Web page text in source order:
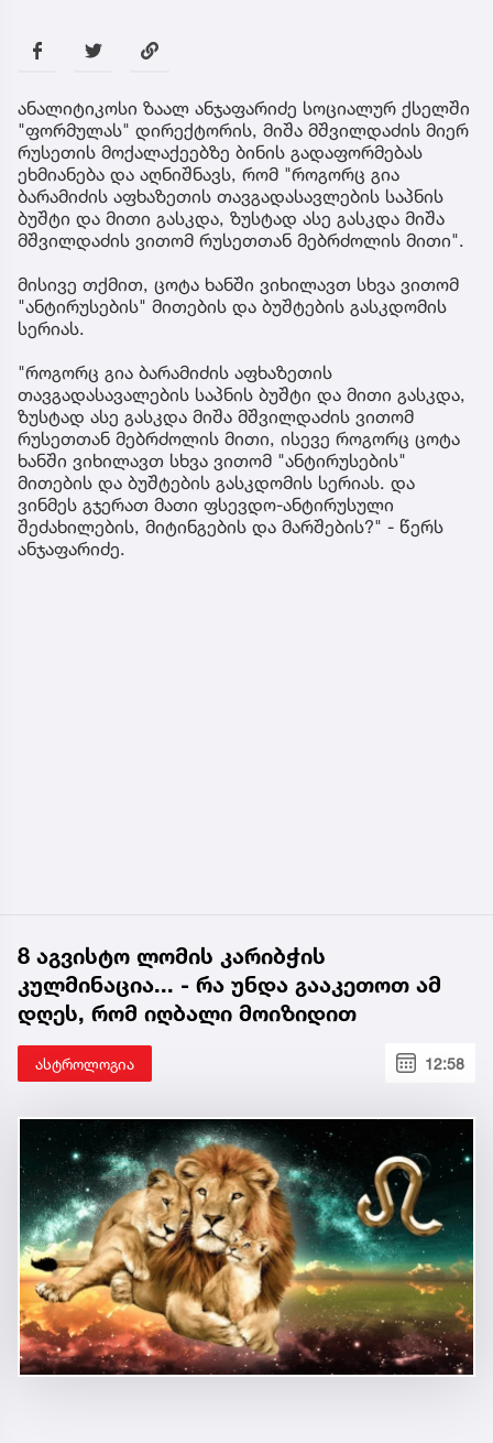
ანალიტიკოსი ზაალ ანჯაფარიძე სოციალურ ქსელში
"ფორმულას" დირექტორის, მიშა მშვილდაძის მიერ
რუსეთის მოქალაქეებზე ბინის გადაფორმებას
ეხმიანება და აღნიშნავს, რომ "როგორც გია
ბარამიძის აფხაზეთის თავგადასავლების საპნის
ბუშტი და მითი გასკდა, ზუსტად ასე გასკდა მიშა
მშვილდაძის ვითომ რუსეთთან მებრძოლის მითი".
მისივე თქმით, ცოტა ხანში ვიხილავთ სხვა ვითომ
"ანტირუსების" მითების და ბუშტების გასკდომის
სერიას.
"როგორც გია ბარამიძის აფხაზეთის
თავგადასავალების საპნის ბუშტი და მითი გასკდა,
ზუსტად ასე გასკდა მიშა მშვილდაძის ვითომ
რუსეთთან მებრძოლის მითი, ისევე როგორც ცოტა
ხანში ვიხილავთ სხვა ვითომ "ანტირუსების"
მითების და ბუშტების გასკდომის სერიას. და
ვინმეს გჯერათ მათი ფსევდო-ანტირუსული
შეძახილების, მიტინგების და მარშების?" - წერს
ანჯაფარიძე.
8 აგვისტო ლომის კარიბჭის
კულმინაცია... - რა უნდა გააკეთოთ ამ
დღეს, რომ იღბალი მოიზიდით
ასტროლოგია 12:58